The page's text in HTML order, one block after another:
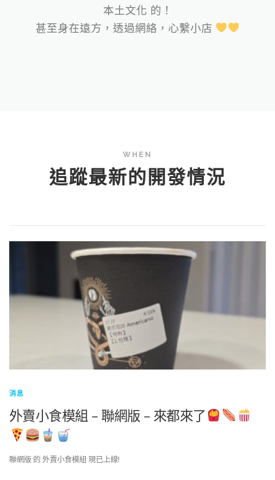
本土文化 的！
甚至身在遠方，透過網絡，心繫小店
WHEN
追蹤最新的開發情況
消息
外賣小食模組 – 聯網版 – 來都來了
聯網版 的 外賣小食模組 現已上線!